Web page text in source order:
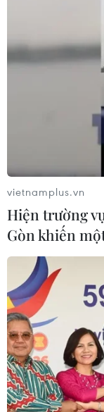
TIN CÙNG
Tổng thống
sẽ không bị ép
Mỹ có
chiến lược mới
07/08/2026 10:08
Mỹ
Israel mở rộng
Hezbollah
vietnamplus.vn
Hiện trường
Gòn khiến